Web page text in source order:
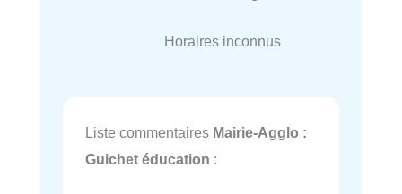
Horaires inconnus
Liste commentaires Mairie-Agglo :
Guichet éducation :